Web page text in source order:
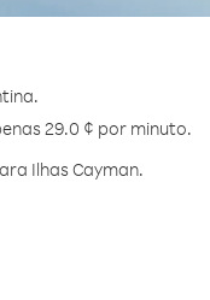
29.0 ¢ por minuto.
Ilhas Cayman.